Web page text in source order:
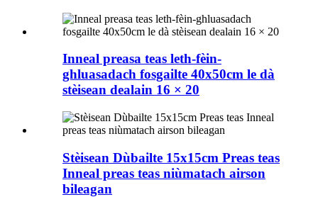
Inneal preasa teas leth-fèin-
ghluasadach fosgailte 40x50cm le dà
stèisean dealain 16 × 20
Stèisean Dùbailte 15x15cm Preas teas
Inneal preas teas niùmatach airson
bileagan